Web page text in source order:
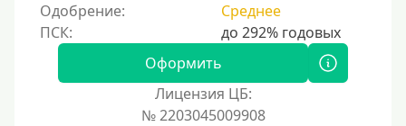
Через систему быстрых платежей СБП
Способы получения
Без активации сервиса
Одобрение:
Среднее
Оформить
Лицензия ЦБ:
№ 2203045009908